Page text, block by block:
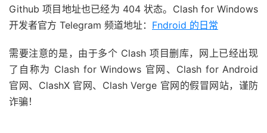
Github 项目地址也已经为 404 状态。Clash for Windows
开发者官方 Telegram 频道地址： Fndroid 的日常
需要注意的是，由于多个 Clash 项目删库，网上已经出现
了自称为 Clash for Windows 官网、Clash for Android
官网、ClashX 官网、Clash Verge 官网的假冒网站，谨防
诈骗！